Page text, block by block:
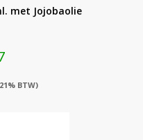
met Jojobaolie
BTW)